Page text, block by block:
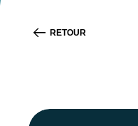
RETOUR